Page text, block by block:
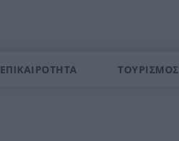
ΕΠΙΚΑΙΡΟΤΗΤΑ ΤΟΥΡΙΣΜΟΣ